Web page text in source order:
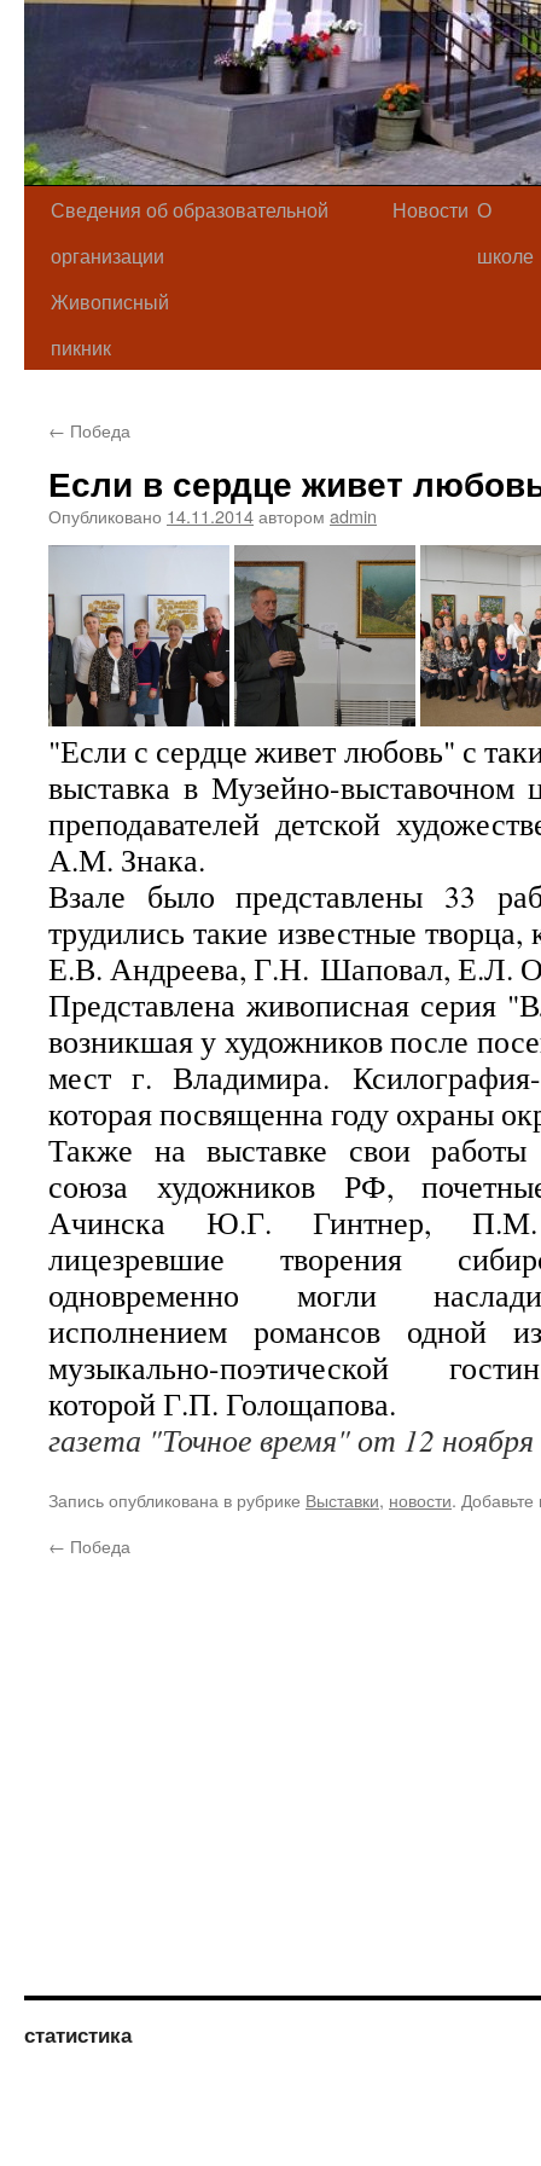
Сведения об образовательной
организации
Новости О
школе
Живописный
пикник
← Победа
Если в сердце живет
Опубликовано 14.11.2014автором admin
"Если с сердце живет любовь" с
выставка в Музейно-выставочном
преподавателей детской
А.М. Знака.
Взале было представлены 33
трудились такие известные
Е.В. Андреева, Г.Н. Шаповал, Е.Л.
Представлена живописная серия
возникшая у художников после
мест г. Владимира.
которая посвященна году охраны
Также на выставке свои работы
союза художников РФ,
Ачинска Ю.Г. Гинтнер, П.М.
лицезревшие творения
одновременно могли
исполнением романсов одной
музыкально-поэтической
которой Г.П. Голощапова.
газета "Точное время" от 12
Запись опубликована в рубрике Выставки, новости.
← Победа
статистика